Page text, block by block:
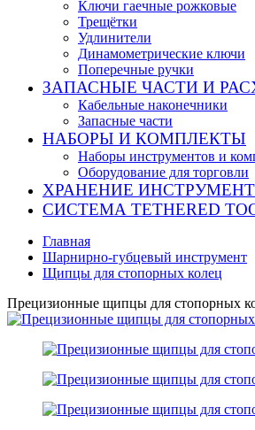
Ключи гаечные рожковые
Трещётки
Удлинители
Динамометрические ключи
Поперечные ручки
ЗАПАСНЫЕ ЧАСТИ И
Кабельные наконечники
Запасные части
НАБОРЫ И КОМПЛЕКТЫ
Наборы инструментов и
Оборудование для торговли
ХРАНЕНИЕ
СИСТЕМА TETHERED
Главная
Шарнирно-губцевый инструмент
Щипцы для стопорных колец
Прецизионные щипцы для стопорных